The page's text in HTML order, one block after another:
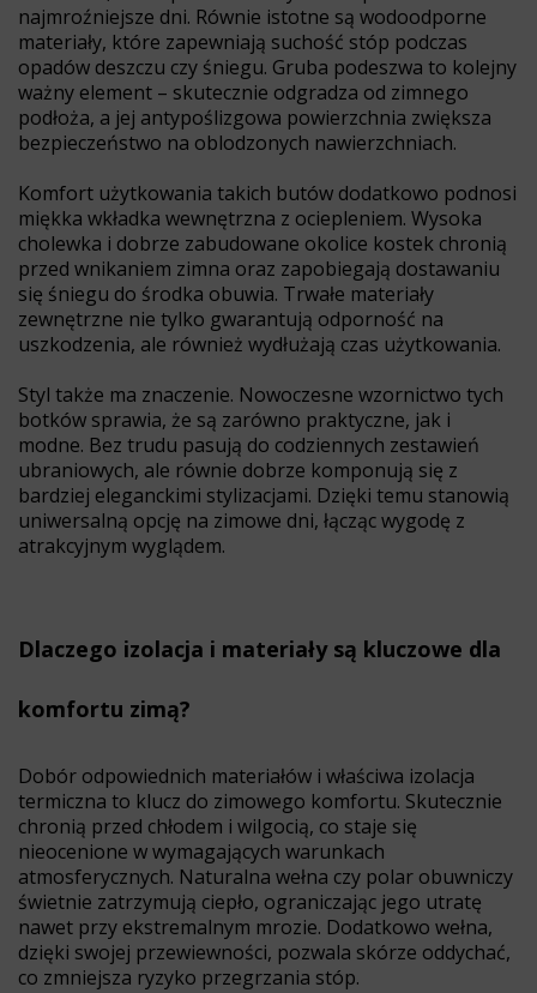
najmroźniejsze dni. Równie istotne są wodoodporne
materiały, które zapewniają suchość stóp podczas
opadów deszczu czy śniegu. Gruba podeszwa to kolejny
ważny element – skutecznie odgradza od zimnego
podłoża, a jej antypoślizgowa powierzchnia zwiększa
bezpieczeństwo na oblodzonych nawierzchniach.
Komfort użytkowania takich butów dodatkowo podnosi
miękka wkładka wewnętrzna z ociepleniem. Wysoka
cholewka i dobrze zabudowane okolice kostek chronią
przed wnikaniem zimna oraz zapobiegają dostawaniu
się śniegu do środka obuwia. Trwałe materiały
zewnętrzne nie tylko gwarantują odporność na
uszkodzenia, ale również wydłużają czas użytkowania.
Styl także ma znaczenie. Nowoczesne wzornictwo tych
botków sprawia, że są zarówno praktyczne, jak i
modne. Bez trudu pasują do codziennych zestawień
ubraniowych, ale równie dobrze komponują się z
bardziej eleganckimi stylizacjami. Dzięki temu stanowią
uniwersalną opcję na zimowe dni, łącząc wygodę z
atrakcyjnym wyglądem.
Dlaczego izolacja i materiały są kluczowe dla
komfortu zimą?
Dobór odpowiednich materiałów i właściwa izolacja
termiczna to klucz do zimowego komfortu. Skutecznie
chronią przed chłodem i wilgocią, co staje się
nieocenione w wymagających warunkach
atmosferycznych. Naturalna wełna czy polar obuwniczy
świetnie zatrzymują ciepło, ograniczając jego utratę
nawet przy ekstremalnym mrozie. Dodatkowo wełna,
dzięki swojej przewiewności, pozwala skórze oddychać,
co zmniejsza ryzyko przegrzania stóp.